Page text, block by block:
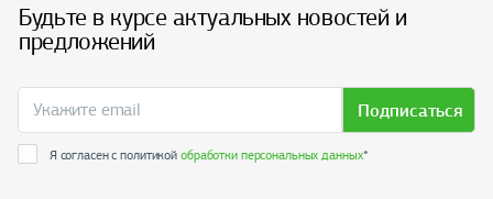
Будьте в курсе актуальных новостей и
предложений
Подписаться
Я согласен с политикойобработки персональных данных*